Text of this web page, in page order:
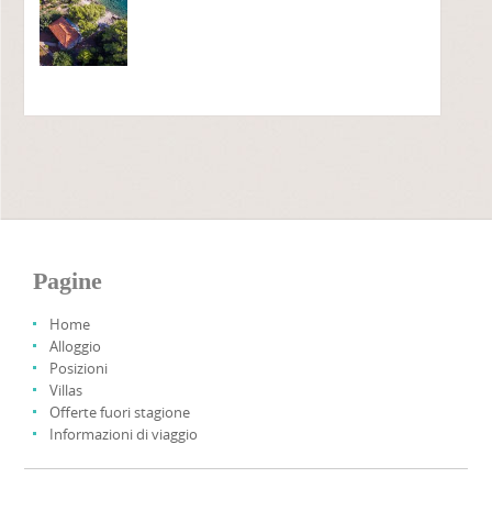
Pagine
Home
Alloggio
Posizioni
Villas
Offerte fuori stagione
Informazioni di viaggio